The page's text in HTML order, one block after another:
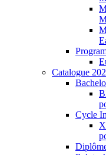
Catalogue
Cycle